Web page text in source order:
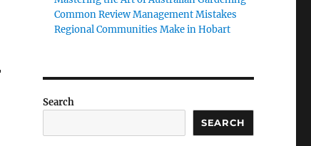
Common Review Management Mistakes
Regional Communities Make in Hobart
Search
SEARCH